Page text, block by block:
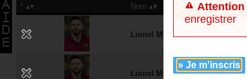
^ Nom
Lionel Messi
Lionel Messi
Attention
enregistrer
» Je m'inscris